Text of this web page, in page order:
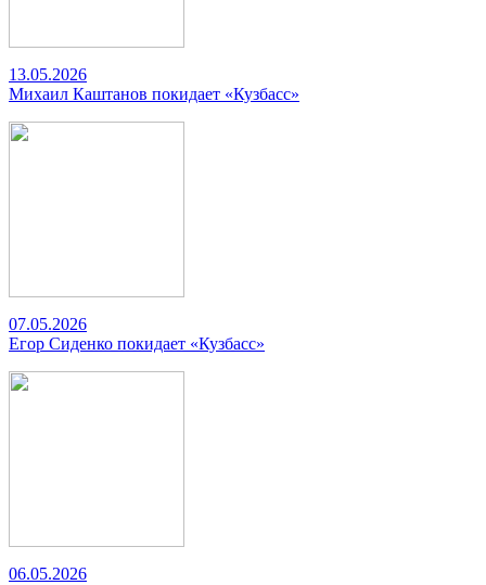
13.05.2026
Михаил Каштанов покидает «Кузбасс»
07.05.2026
Егор Сиденко покидает «Кузбасс»
06.05.2026